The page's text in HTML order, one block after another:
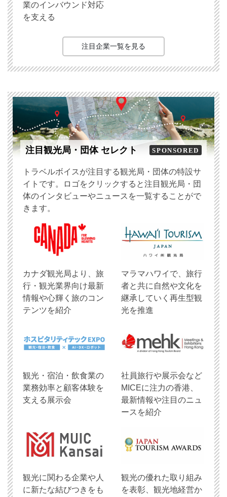
業のインバウンド対応
を支える
注目企業一覧を見る
注目観光局・団体 セレクト SPONSORED
トラベルボイスが注目する観光局・団体の特設サ
イトです。ロゴをクリックすると注目観光局・団
体のインタビューやニュースを一覧することがで
きます。
​カナダ観光局より、旅
行・観光業界向け最新
情報や心輝く旅のコン
テンツを紹介
マラマハワイで、旅行
者と共に自然や文化を
継承していく再生型観
光を推進
観光・宿泊・飲食業の
業務効率と顧客体験を
支える展示会
社員旅行や展示会など
MICEに注力の香港、
最新情報や注目のニュ
ースを紹介
観光に関わる企業や人
に新たな結びつきをも
観光の優れた取り組み
を表彰、観光地経営か